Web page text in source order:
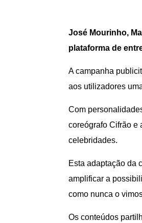
José Mourinho,
plataforma de
A campanha
aos utilizadores
Com
coreógrafo Cifrão e
celebridades.
Esta adaptação da
amplificar a
como nunca o
Os conteúdos